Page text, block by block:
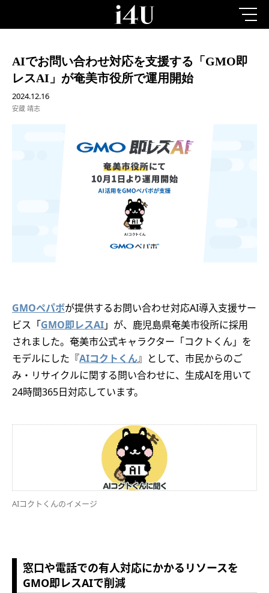
AIでお問い合わせ対応を支援する「GMO即
レスAI」が奄美市役所で運用開始
2024.12.16
安蔵 靖志
GMOペパボが提供するお問い合わせ対応AI導入支援サー
ビス「GMO即レスAI」が、鹿児島県奄美市役所に採用
されました。奄美市公式キャラクター「コクトくん」を
モデルにした『AIコクトくん』として、市民からのご
み・リサイクルに関する問い合わせに、生成AIを用いて
24時間365日対応しています。
AIコクトくんのイメージ
窓口や電話での有人対応にかかるリソースを
GMO即レスAIで削減